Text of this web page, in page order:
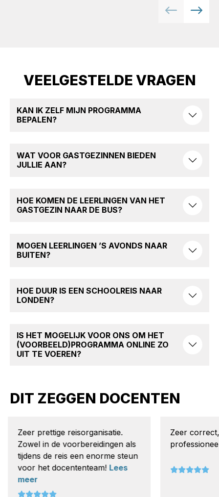
VEELGESTELDE VRAGEN
KAN IK ZELF MIJN PROGRAMMA
BEPALEN?
WAT VOOR GASTGEZINNEN BIEDEN
JULLIE AAN?
HOE KOMEN DE LEERLINGEN VAN HET
GASTGEZIN NAAR DE BUS?
MOGEN LEERLINGEN ’S AVONDS NAAR
BUITEN?
HOE DUUR IS EEN SCHOOLREIS NAAR
LONDEN?
IS HET MOGELIJK VOOR ONS OM HET
(VOORBEELD)PROGRAMMA ONLINE ZO
UIT TE VOEREN?
DIT ZEGGEN DOCENTEN
Zeer prettige reisorganisatie.
Zowel in de voorbereidingen als
tijdens de reis een enorme steun
voor het docententeam! Lees
meer
Zeer correct,
professioneel.